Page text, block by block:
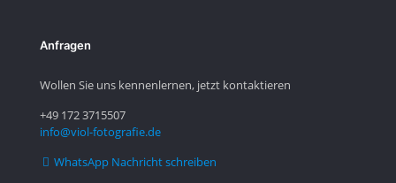
Anfragen
Wollen Sie uns kennenlernen, jetzt kontaktieren
+49 172 3715507
info@viol-fotografie.de
WhatsApp Nachricht schreiben